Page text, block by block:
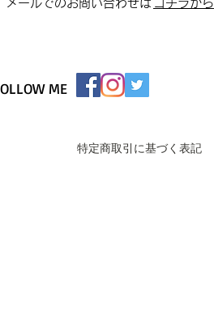
​メールでのお問い合わせは ​コチラから
ME
特定商取引に基づく表記